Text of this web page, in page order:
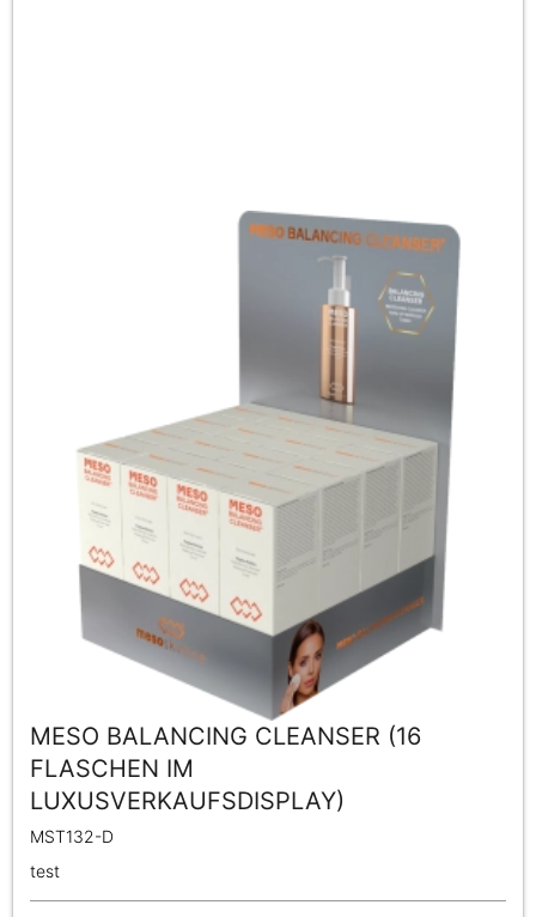
MESO BALANCING CLEANSER (16
FLASCHEN IM
LUXUSVERKAUFSDISPLAY)
MST132-D
test